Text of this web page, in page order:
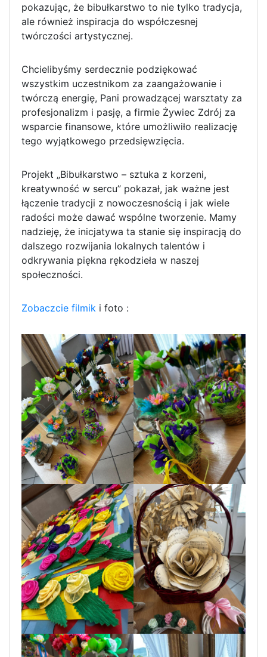
pokazując, że bibułkarstwo to nie tylko tradycja,
ale również inspiracja do współczesnej
twórczości artystycznej.
Chcielibyśmy serdecznie podziękować
wszystkim uczestnikom za zaangażowanie i
twórczą energię, Pani prowadzącej warsztaty za
profesjonalizm i pasję, a firmie Żywiec Zdrój za
wsparcie finansowe, które umożliwiło realizację
tego wyjątkowego przedsięwzięcia.
Projekt „Bibułkarstwo – sztuka z korzeni,
kreatywność w sercu” pokazał, jak ważne jest
łączenie tradycji z nowoczesnością i jak wiele
radości może dawać wspólne tworzenie. Mamy
nadzieję, że inicjatywa ta stanie się inspiracją do
dalszego rozwijania lokalnych talentów i
odkrywania piękna rękodzieła w naszej
społeczności.
Zobaczcie filmik i foto :